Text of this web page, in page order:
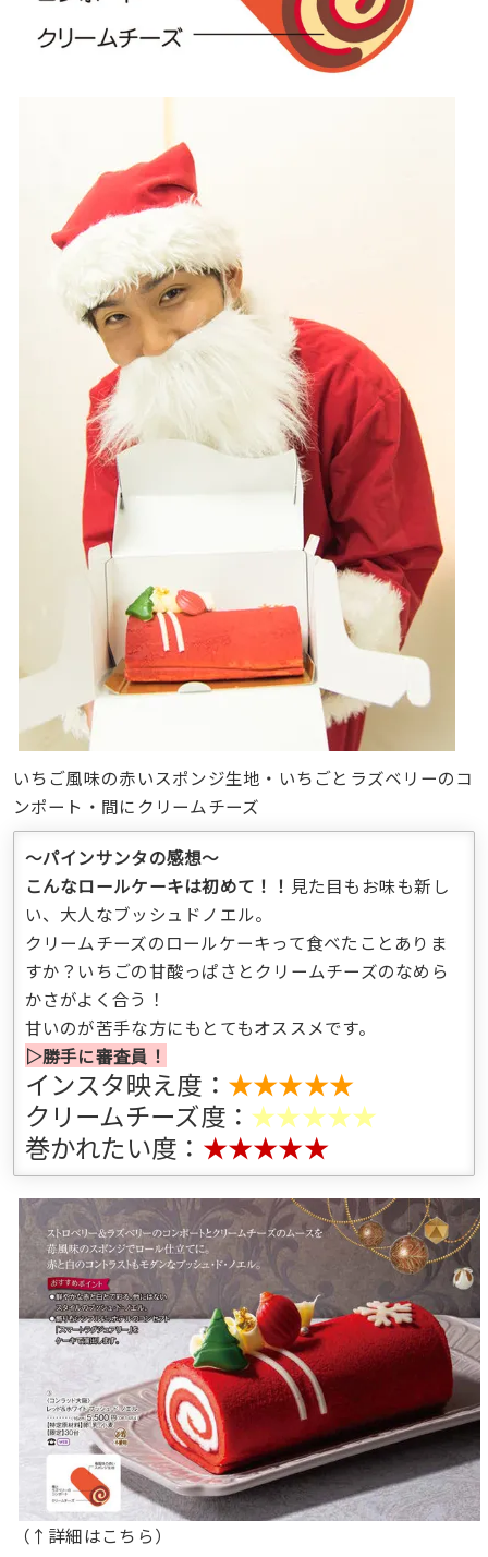
いちご風味の赤いスポンジ生地・いちごとラズベリーのコ
ンポート・間にクリームチーズ
〜パインサンタの感想〜
こんなロールケーキは初めて！！ 見た目もお味も新し
い、大人なブッシュドノエル。
クリームチーズのロールケーキって食べたことありま
すか？いちごの甘酸っぱさとクリームチーズのなめら
かさがよく合う！
甘いのが苦手な方にもとてもオススメです。
▷勝手に審査員！
インスタ映え度： ★★★★★
クリームチーズ度： ★★★★★
巻かれたい度： ★★★★★
（↑詳細はこちら）